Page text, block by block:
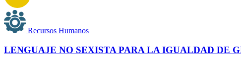
Recursos Humanos
LENGUAJE NO SEXISTA PARA LA IGUALDAD DE